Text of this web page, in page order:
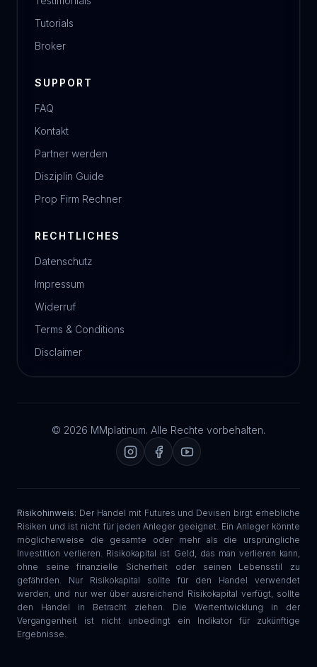
Tutorials
Broker
SUPPORT
FAQ
Kontakt
Partner werden
Disziplin Guide
Prop Firm Rechner
RECHTLICHES
Datenschutz
Impressum
Widerruf
Terms & Conditions
Disclaimer
© 2026 MMplatinum. Alle Rechte vorbehalten.
Risikohinweis: Der Handel mit Futures und Devisen birgt erhebliche
Risiken und ist nicht für jeden Anleger geeignet. Ein Anleger könnte
möglicherweise die gesamte oder mehr als die ursprüngliche
Investition verlieren. Risikokapital ist Geld, das man verlieren kann,
ohne seine finanzielle Sicherheit oder seinen Lebensstil zu
gefährden. Nur Risikokapital sollte für den Handel verwendet
werden, und nur wer über ausreichend Risikokapital verfügt, sollte
den Handel in Betracht ziehen. Die Wertentwicklung in der
Vergangenheit ist nicht unbedingt ein Indikator für zukünftige
Ergebnisse.